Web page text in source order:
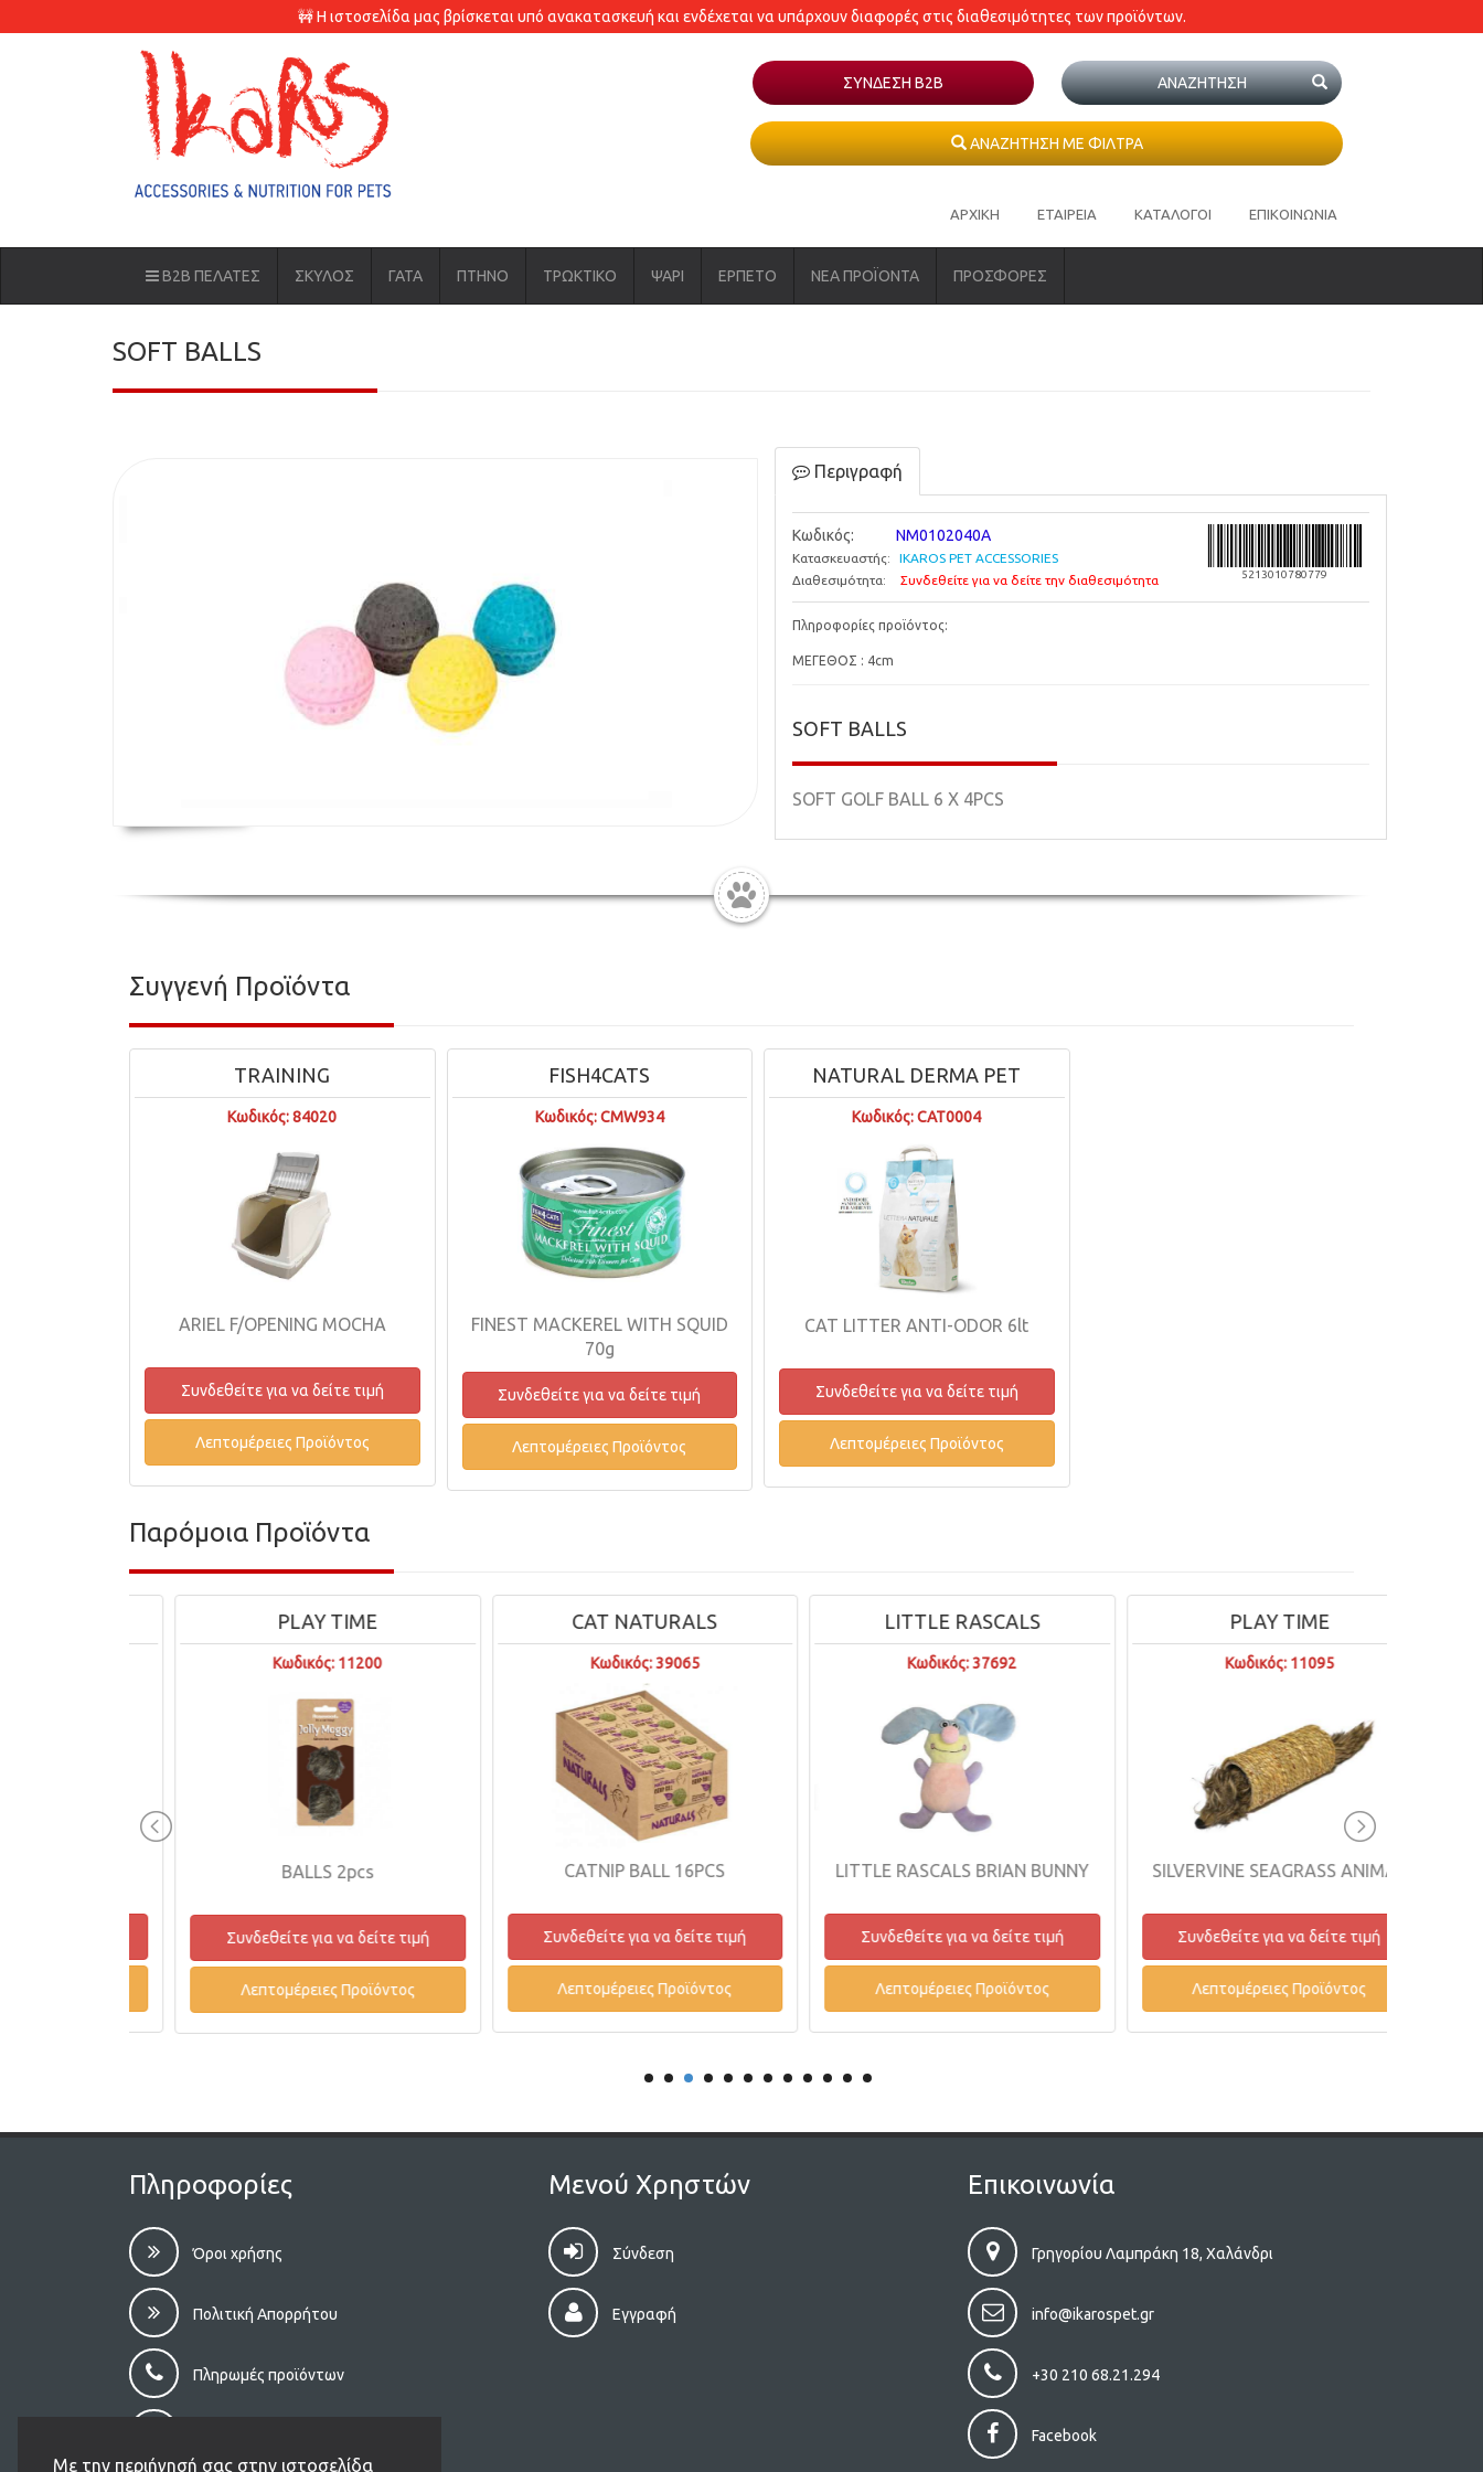
Με την περιήγησή σας στην ιστοσελίδα
🚧 Η ιστοσελίδα μας βρίσκεται υπό ανακατασκευή και ενδέχεται να υπάρχουν διαφορές στις διαθεσιμότητες των προϊόντων.
ΣΥΝΔΕΣΗ Β2Β
ΑΝΑΖΗΤΗΣΗ ΜΕ ΦΙΛΤΡΑ
ΑΡΧΙΚΗ ΕΤΑΙΡΕΙΑ ΚΑΤΑΛΟΓΟΙ ΕΠΙΚΟΙΝΩΝΙΑ
B2B ΠΕΛΑΤΕΣ ΣΚΥΛΟΣ ΓΑΤΑ ΠΤΗΝΟ ΤΡΩΚΤΙΚΟ ΨΑΡΙ ΕΡΠΕΤΟ ΝΕΑ ΠΡΟΪΟΝΤΑ ΠΡΟΣΦΟΡΕΣ
SOFT BALLS
Περιγραφή
Κωδικός: NM0102040A
Κατασκευαστής:
IKAROS PET ACCESSORIES
Διαθεσιμότητα:
Συνδεθείτε για να δείτε την διαθεσιμότητα 5213010780779
Πληροφορίες προϊόντος:
ΜΕΓΕΘΟΣ : 4cm
SOFT BALLS
SOFT GOLF BALL 6 X 4PCS
Συγγενή Προϊόντα
TRAINING
Κωδικός: 84020
ARIEL F/OPENING MOCHA
Συνδεθείτε για να δείτε τιμή
Λεπτομέρειες Προϊόντος
FISH4CATS
Κωδικός: CMW934
FINEST MACKEREL WITH SQUID
70g
Συνδεθείτε για να δείτε τιμή
Λεπτομέρειες Προϊόντος
NATURAL DERMA PET
Κωδικός: CAT0004
CAT LITTER ANTI-ODOR 6lt
Συνδεθείτε για να δείτε τιμή
Λεπτομέρειες Προϊόντος
Παρόμοια Προϊόντα
PLAY TIME
Κωδικός: 11200
BALLS 2pcs
Συνδεθείτε για να δείτε τιμή
Λεπτομέρειες Προϊόντος
CAT NATURALS
Κωδικός: 39065
CATNIP BALL 16PCS
Συνδεθείτε για να δείτε τιμή
Λεπτομέρειες Προϊόντος
LITTLE RASCALS
Κωδικός: 37692
LITTLE RASCALS BRIAN BUNNY
Συνδεθείτε για να δείτε τιμή
Λεπτομέρειες Προϊόντος
PLAY TIME
Κωδικός: 11095
SILVERVINE SEAGRASS ANIMAL
Συνδεθείτε για να δείτε τιμή
Λεπτομέρειες Προϊόντος
Πληροφορίες
Όροι χρήσης
Πολιτική Απορρήτου
Πληρωμές προϊόντων
Μενού Χρηστών
Σύνδεση
Εγγραφή
Επικοινωνία
Γρηγορίου Λαμπράκη 18, Χαλάνδρι
info@ikarospet.gr
+30 210 68.21.294
Facebook